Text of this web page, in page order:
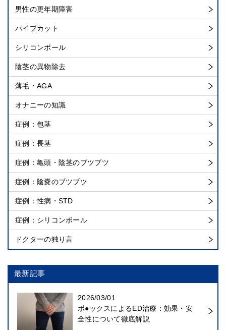
男性の更年期障害
パイプカット
シリコンボール
陰茎の異物除去
薄毛・AGA
オナニーの知識
症例：包茎
症例：長茎
症例：亀頭・陰茎のブツブツ
症例：陰嚢のブツブツ
症例：性病・STD
症例：シリコンボール
ドクターの独り言
最新記事
2026/03/01
ボ●ックスによるED治療：効果・安
全性について徹底解説